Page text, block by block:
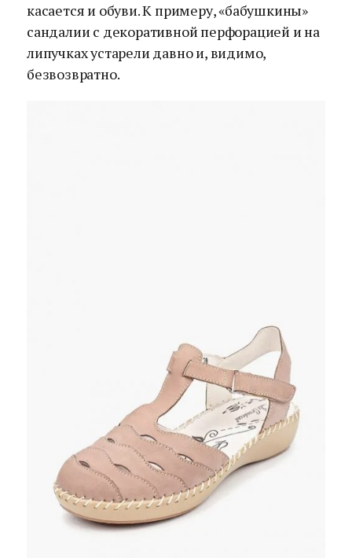
касается и обуви. К примеру, «бабушкины»
сандалии с декоративной перфорацией и на
липучках устарели давно и, видимо,
безвозвратно.